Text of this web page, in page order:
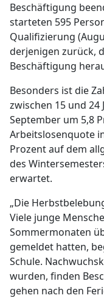
Beschäftigung
starteten 595
Qualifizierung
derjenigen zurück,
Beschäftigung
Besonders ist die
zwischen 15 und 24
September um 5,8
Arbeitslosenquote
Prozent auf dem
des
erwartet.
„Die
Viele junge
Sommermonaten
gemeldet hatten,
Schule.
wurden, finden
gehen nach den